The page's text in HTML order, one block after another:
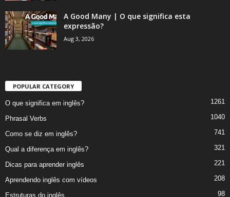
A Good Many | O que significa esta
expressão?
Aug 3, 2026
POPULAR CATEGORY
O que significa em inglês? 1261
Phrasal Verbs 1040
Como se diz em inglês? 741
Qual a diferença em inglês? 321
Dicas para aprender inglês 221
Aprendendo inglês com vídeos 208
Estruturas do inglês 98